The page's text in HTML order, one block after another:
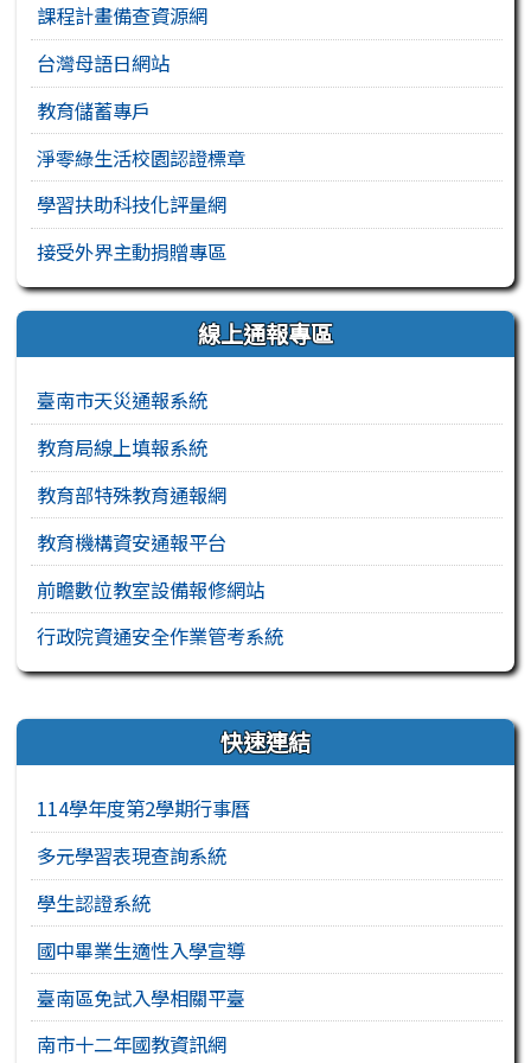
課程計畫備查資源網
台灣母語日網站
教育儲蓄專戶
淨零綠生活校園認證標章
學習扶助科技化評量網
接受外界主動捐贈專區
線上通報專區
臺南市天災通報系統
教育局線上填報系統
教育部特殊教育通報網
教育機構資安通報平台
前瞻數位教室設備報修網站
行政院資通安全作業管考系統
右邊區域內容 快速連結
114學年度第2學期行事曆
多元學習表現查詢系統
學生認證系統
國中畢業生適性入學宣導
臺南區免試入學相關平臺
南市十二年國教資訊網